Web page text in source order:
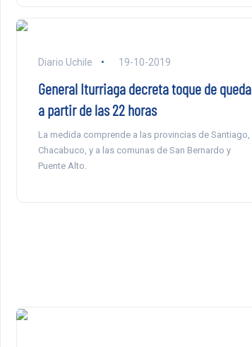
Diario Uchile 19-10-2019
General Iturriaga decreta toque de queda
a partir de las 22 horas
La medida comprende a las provincias de Santiago,
Chacabuco, y a las comunas de San Bernardo y
Puente Alto.